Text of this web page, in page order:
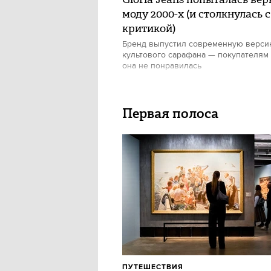
моду 2000-х (и столкнулась с
критикой)
Бренд выпустил современную
культового сарафана — покупателям
она не понравилась
Первая полоса
ПУТЕШЕСТВИЯ